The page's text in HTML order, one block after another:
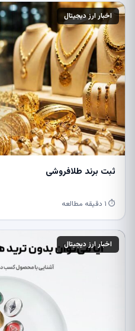
اخبار ارز دیجیتال
ثبت برند طلافروشی
⏱ ۱ دقیقه مطالعه
اخبار ارز دیجیتال